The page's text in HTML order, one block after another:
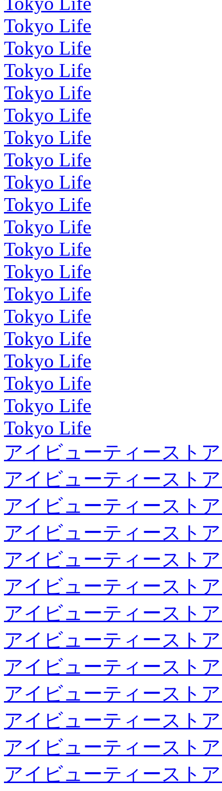
Tokyo Life
Tokyo Life
Tokyo Life
Tokyo Life
Tokyo Life
Tokyo Life
Tokyo Life
Tokyo Life
Tokyo Life
Tokyo Life
Tokyo Life
Tokyo Life
Tokyo Life
Tokyo Life
Tokyo Life
Tokyo Life
Tokyo Life
Tokyo Life
Tokyo Life
アイビューティースト
アイビューティースト
アイビューティースト
アイビューティースト
アイビューティースト
アイビューティースト
アイビューティースト
アイビューティースト
アイビューティースト
アイビューティースト
アイビューティースト
アイビューティースト
アイビューティースト